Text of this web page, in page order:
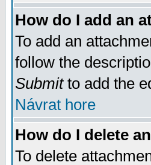
How do I add an
To add an
follow the
Submitto add the
Návrat hore
How do I delete
To delete